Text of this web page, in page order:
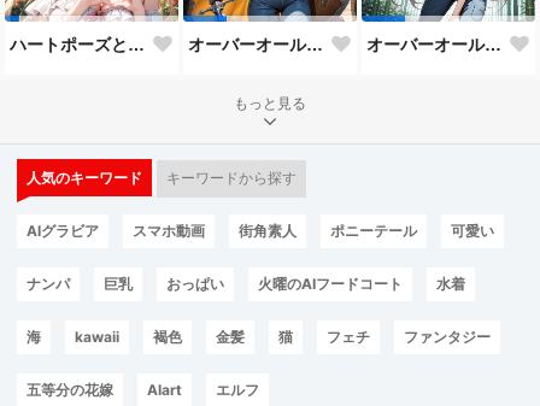
ハートポーズとか色々♡ オーバーオール騎士さんまとめ♡ オーバーオール侍さんまとめ♡
もっと見る
人気のキーワード キーワードから探す
AIグラビア スマホ動画 街角素人 ポニーテール 可愛い
ナンパ 巨乳 おっぱい 火曜のAIフードコート 水着
海 kawaii 褐色 金髪 猫 フェチ ファンタジー
五等分の花嫁 AIart エルフ